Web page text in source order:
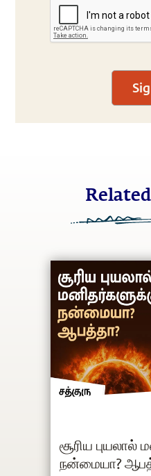
சூரிய புயலால்
நன்மையா?